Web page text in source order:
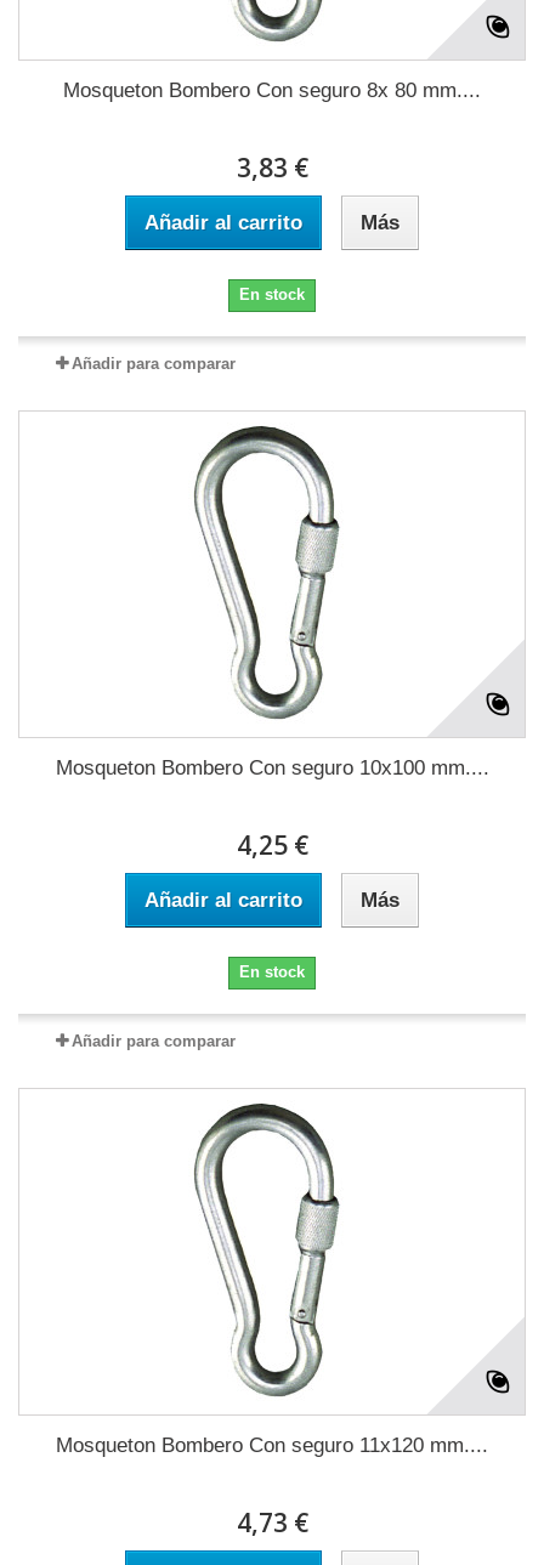
Mosqueton Bombero Con seguro 8x 80 mm....
3,83 €
Añadir al carrito Más
En stock
Añadir para comparar
Mosqueton Bombero Con seguro 10x100 mm....
4,25 €
Añadir al carrito Más
En stock
Añadir para comparar
Mosqueton Bombero Con seguro 11x120 mm....
4,73 €